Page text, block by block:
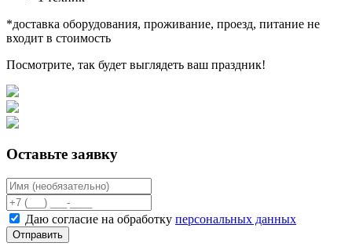
*доставка оборудования, проживание, проезд, питание не
входит в стоимость
Посмотрите, так будет выглядеть ваш праздник!
Оставьте заявку
Даю согласие на обработку персональных данных
Отправить